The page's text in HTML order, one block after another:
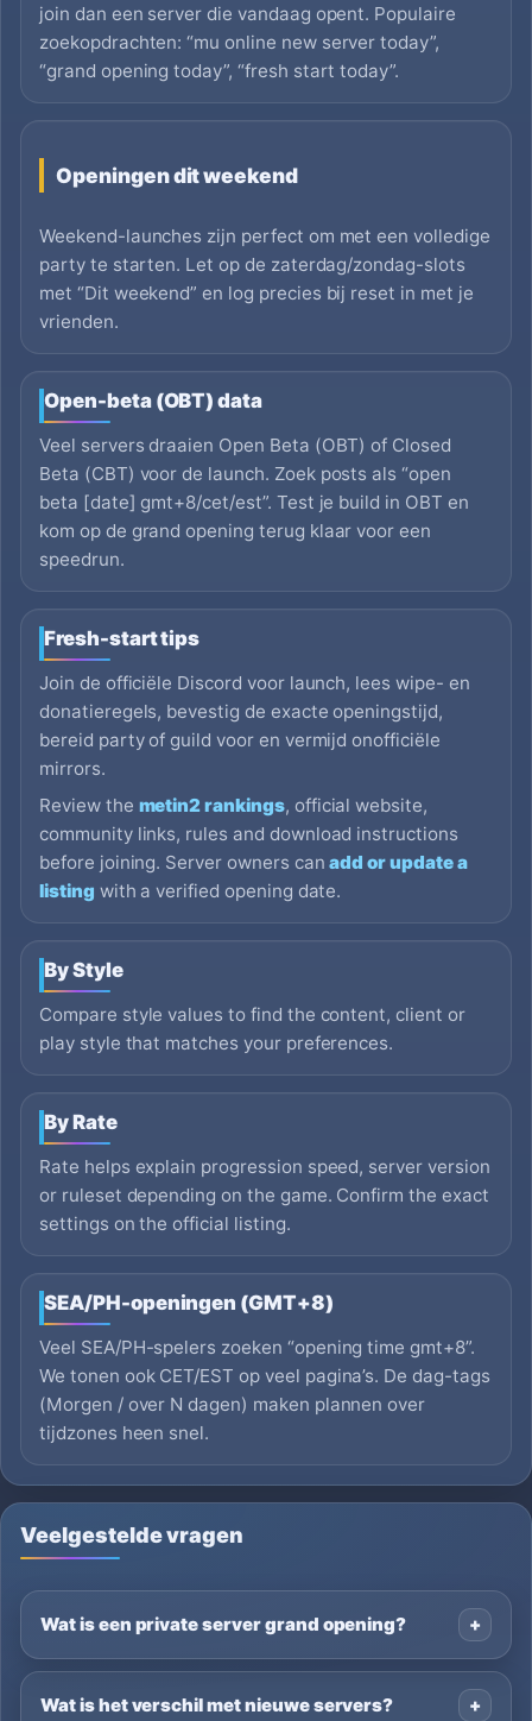
join dan een server die vandaag opent. Populaire
zoekopdrachten: “mu online new server today”,
“grand opening today”, “fresh start today”.
Openingen dit weekend
Weekend-launches zijn perfect om met een volledige
party te starten. Let op de zaterdag/zondag-slots
met “Dit weekend” en log precies bij reset in met je
vrienden.
Open-beta (OBT) data
Veel servers draaien Open Beta (OBT) of Closed
Beta (CBT) voor de launch. Zoek posts als “open
beta [date] gmt+8/cet/est”. Test je build in OBT en
kom op de grand opening terug klaar voor een
speedrun.
Fresh-start tips
Join de officiële Discord voor launch, lees wipe- en
donatieregels, bevestig de exacte openingstijd,
bereid party of guild voor en vermijd onofficiële
mirrors.
Review the metin2 rankings, official website,
community links, rules and download instructions
before joining. Server owners canadd or update a
listing with a verified opening date.
By Style
Compare style values to find the content, client or
play style that matches your preferences.
By Rate
Rate helps explain progression speed, server version
or ruleset depending on the game. Confirm the exact
settings on the official listing.
SEA/PH-openingen (GMT+8)
Veel SEA/PH-spelers zoeken “opening time gmt+8”.
We tonen ook CET/EST op veel pagina’s. De dag-tags
(Morgen / over N dagen) maken plannen over
tijdzones heen snel.
Veelgestelde vragen
Wat is een private server grand opening?
Wat is het verschil met nieuwe servers?